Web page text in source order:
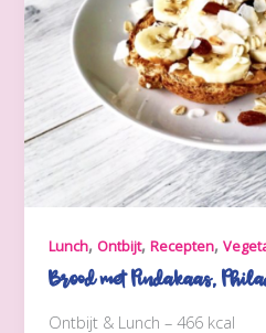
Lunch, Ontbijt,Recepten,
Brood met Pindakaas,
Ontbijt & Lunch – 466 kcal